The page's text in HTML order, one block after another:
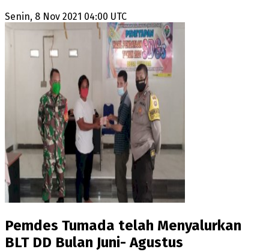
Senin, 8 Nov 2021 04:00 UTC
Pemdes Tumada telah Menyalurkan
BLT DD Bulan Juni- Agustus